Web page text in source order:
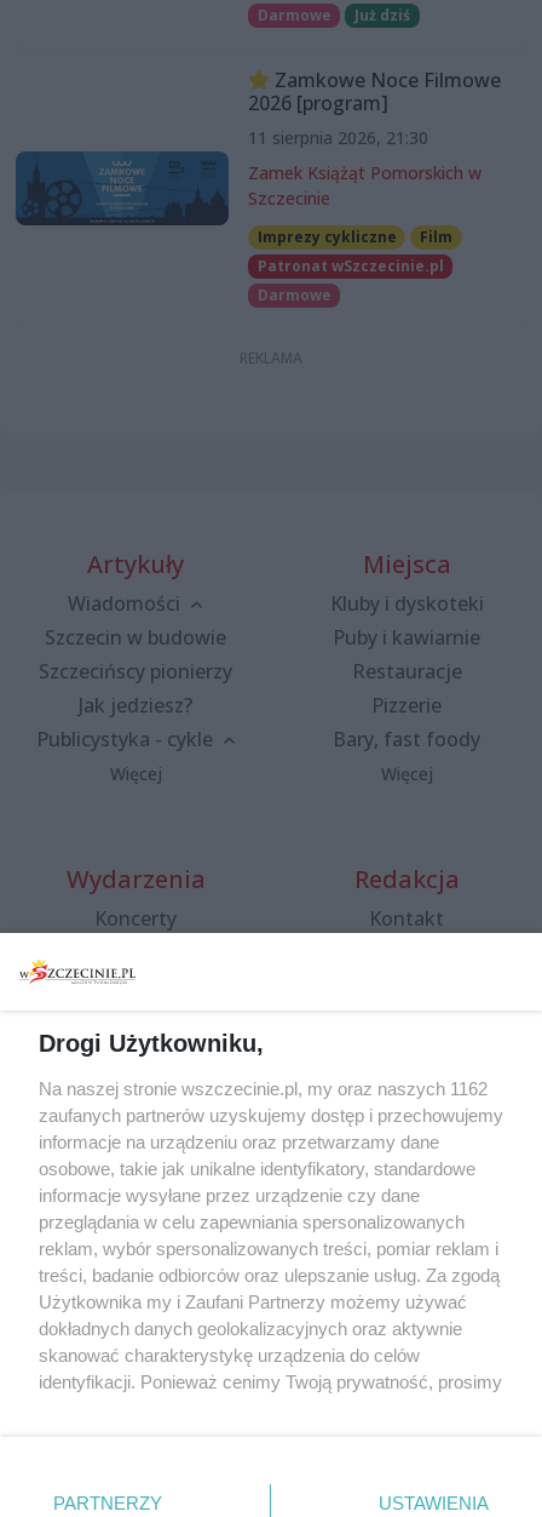
Darmowe
Już dziś
Zamkowe Noce Filmowe
2026 [program]
11 sierpnia 2026, 21:30
Zamek Książąt Pomorskich w
Szczecinie
Imprezy cykliczne
Film
Patronat wSzczecinie.pl
Darmowe
Artykuły
Wiadomości
Szczecin w budowie
Szczecińscy pionierzy
Jak jedziesz?
Publicystyka - cykle
Więcej
Miejsca
Kluby i dyskoteki
Puby i kawiarnie
Restauracje
Pizzerie
Bary, fast foody
Więcej
Wydarzenia
Koncerty
Spacery i oprowadzania
targi
Wernisaże
Więcej
Redakcja
Kontakt
Specjalny koncert z okazji
20. urodzin portalu
wSzczecinie.pl
Regulamin konkursów
śniadaniówka "Hej
Szczecin! Jest piątek!"
Partnerzy
Praca Szczecin
Drogi Użytkowniku,
Na naszej stronie wszczecinie.pl, my oraz naszych 1162
zaufanych partnerów uzyskujemy dostęp i przechowujemy
informacje na urządzeniu oraz przetwarzamy dane
osobowe, takie jak unikalne identyfikatory, standardowe
informacje wysyłane przez urządzenie czy dane
przeglądania w celu zapewniania spersonalizowanych
reklam, wybór spersonalizowanych treści, pomiar reklam i
treści, badanie odbiorców oraz ulepszanie usług. Za zgodą
Użytkownika my i Zaufani Partnerzy możemy używać
dokładnych danych geolokalizacyjnych oraz aktywnie
skanować charakterystykę urządzenia do celów
identyfikacji. Ponieważ cenimy Twoją prywatność, prosimy
prywatności znajdujący się w lewym dolnym rogu strony
PARTNERZY USTAWIENIA